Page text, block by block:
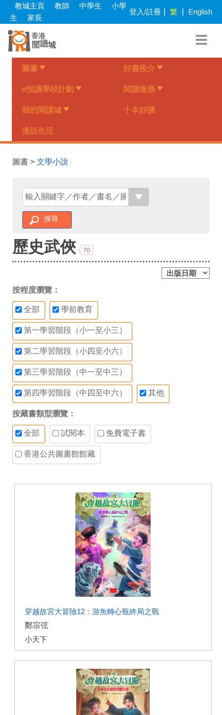
Skip
main
content
教城主頁 教師 中學生
小學
生
家長
登入/註冊 繁 English
圖書 好書推介
e悅讀學校計劃 閱讀服務
我的閱讀城 十本好讀
漫話生活
圖書 > 文學小說
搜尋
歷史武俠 70
按程度瀏覽：
全部 學前教育
第一學習階段（小一至小三）
第二學習階段（小四至小六）
第三學習階段（中一至中三）
第四學習階段（中四至中六） 其他
按藏書類型瀏覽：
全部 試閱本 免費電子書
香港公共圖書館館藏
穿越故宮大冒險12：游魚轉心瓶終局之戰
鄭宗弦
小天下